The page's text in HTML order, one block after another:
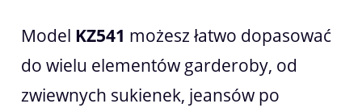
Model KZ541 możesz łatwo dopasować
do wielu elementów garderoby, od
zwiewnych sukienek, jeansów po